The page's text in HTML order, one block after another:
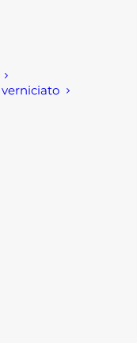
blu simil
antracite.
d’arredo
caratterizza
simile ferro
simile
tavolo da
classico
dimensioni
a piccoli
cm cm con
di arredo
Infatti, il